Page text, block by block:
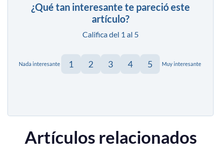
¿Qué tan interesante te pareció este
artículo?
Califica del 1 al 5
Nada interesante 1 2 3 4 5 Muy interesante
Artículos relacionados